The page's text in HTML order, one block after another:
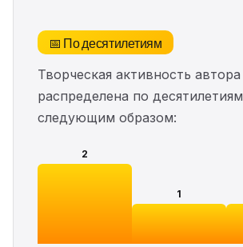
📅 По десятилетиям
Творческая активность автора
распределена по десятилетиям
следующим образом:
2
1